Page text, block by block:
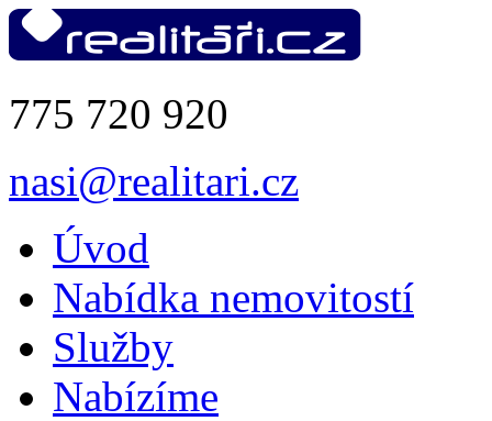
775 720 920
nasi@realitari.cz
Úvod
Nabídka nemovitostí
Služby
Nabízíme